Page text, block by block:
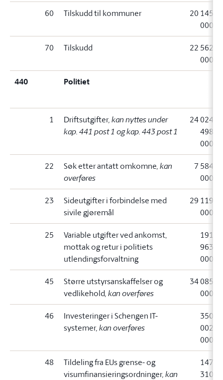
60 Tilskudd til kommuner
20 145
000
70 Tilskudd
22 562
000
440 Politiet
1 Driftsutgifter, kan nyttes under
kap. 441 post 1 og kap. 443 post 1
24 024
498
000
22 Søk etter antatt omkomne, kan
overføres
7 584
000
23
Sideutgifter i forbindelse med
sivile gjøremål
29 119
000
25
Variable utgifter ved ankomst,
mottak og retur i politiets
utlendingsforvaltning
191
963
000
45
Større utstyrsanskaffelser og
vedlikehold, kan overføres
34 085
000
46
Investeringer i Schengen IT-
systemer, kan overføres
350
002
000
48
Tildeling fra EUs grense- og
visumfinansieringsordninger, kan
147
310